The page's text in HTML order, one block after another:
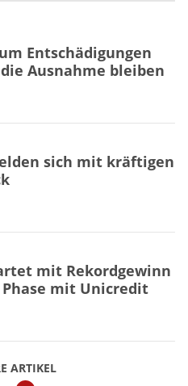
ARTIKEL
weiter
Entschädigungen
Ausnahme bleiben
sich mit kräftigen
mit Rekordgewinn
mit Unicredit